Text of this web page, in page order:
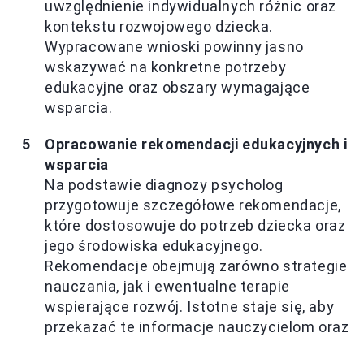
uwzględnienie indywidualnych różnic oraz
kontekstu rozwojowego dziecka.
Wypracowane wnioski powinny jasno
wskazywać na konkretne potrzeby
edukacyjne oraz obszary wymagające
wsparcia.
Opracowanie rekomendacji edukacyjnych i
wsparcia
Na podstawie diagnozy psycholog
przygotowuje szczegółowe rekomendacje,
które dostosowuje do potrzeb dziecka oraz
jego środowiska edukacyjnego.
Rekomendacje obejmują zarówno strategie
nauczania, jak i ewentualne terapie
wspierające rozwój. Istotne staje się, aby
przekazać te informacje nauczycielom oraz